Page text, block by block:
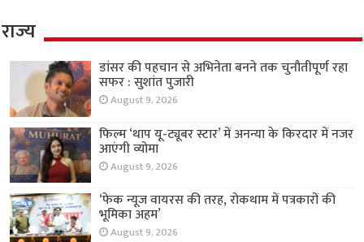
राज्य
डांसर की पहचान से अभिनेता बनने तक चुनौतीपूर्ण रहा
सफर : सुशांत पुजारी
August 9, 2026
फिल्म ‘थाप यू-ट्यूबर स्टार’ में अनन्या के किरदार में नजर
आएंगी व्योमा
August 9, 2026
‘फेक न्यूज वायरस की तरह, रोकथाम में पत्रकारों की
भूमिका अहम’
August 9, 2026